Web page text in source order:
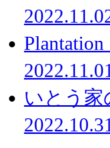
いとう家